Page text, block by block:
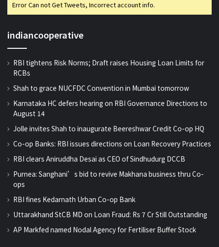
Error Can not Get Tweets, Incorrect account info.
indiancooperative
RBI tightens Risk Norms; Draft raises Housing Loan Limits for
RCBs
Shah to grace NUCFDC Convention in Mumbai tomorrow
Karnataka HC defers hearing on RBI Governance Directions to
August 14
Jolle invites Shah to inaugurate Beereshwar Credit Co-op HQ
Co-op Banks: RBI issues directions on Loan Recovery Practices
RBI clears Aniruddha Desai as CEO of Sindhudurg DCCB
Purnea: Sanghani’s bid to revive Makhana business thru Co-
ops
RBI fines Kedarnath Urban Co-op Bank
Uttarakhand StCB MD on Loan Fraud: Rs 7 Cr Still Outstanding
AP Markfed named Nodal Agency for Fertiliser Buffer Stock